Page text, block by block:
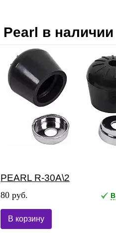
Pearl в наличии
PEARL R-30A\2
80 руб.
В корзину